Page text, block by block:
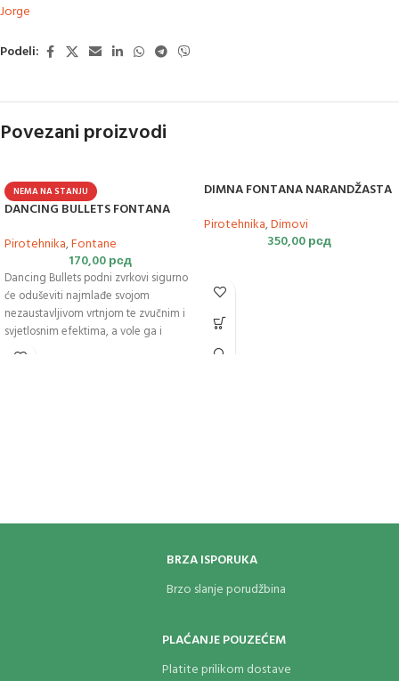
Jorge
Podeli:
Povezani proizvodi
NEMA NA STANJU
DANCING BULLETS FONTANA
Pirotehnika,Fontane
170,00рсд
Dancing Bullets podni zvrkovi sigurno
će oduševiti najmlađe svojom
nezaustavljivom vrtnjom te zvučnim i
svjetlosnim efektima, a vole ga i
stariji.Sadrži 5 komada u kutiji.
DIMNA FONTANA NARANDŽASTA
Pirotehnika,Dimovi
350,00рсд
BRZA ISPORUKA
Brzo slanje porudžbina
PLAĆANJE POUZEĆEM
Platite prilikom dostave